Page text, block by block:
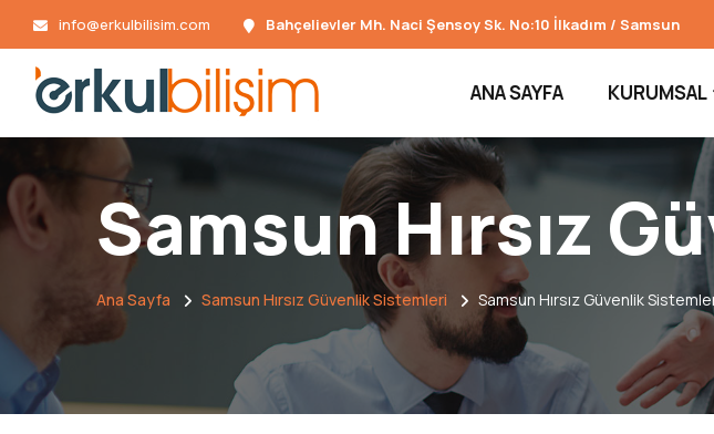
info@erkulbilisim.com Bahçelievler Mh. Naci Şensoy Sk. No:10 İlkadım / Samsun
ANA SAYFA KURUMSAL
Samsun Hırsız
Ana Sayfa Samsun Hırsız Güvenlik Sistemleri Samsun Hırsız Güvenlik